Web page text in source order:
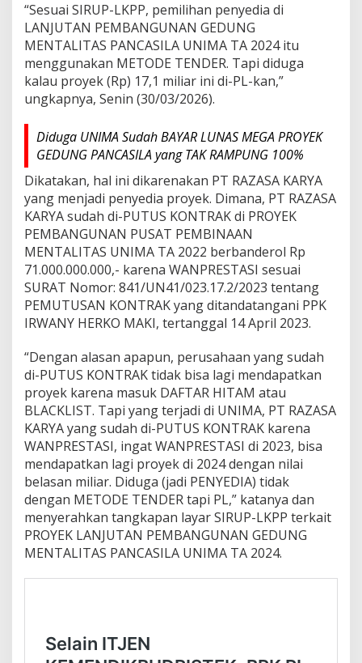
“Sesuai SIRUP-LKPP, pemilihan penyedia di
LANJUTAN PEMBANGUNAN GEDUNG
MENTALITAS PANCASILA UNIMA TA 2024 itu
menggunakan METODE TENDER. Tapi diduga
kalau proyek (Rp) 17,1 miliar ini di-PL-kan,”
ungkapnya, Senin (30/03/2026).
Diduga UNIMA Sudah BAYAR LUNAS MEGA PROYEK
GEDUNG PANCASILA yang TAK RAMPUNG 100%
Dikatakan, hal ini dikarenakan PT RAZASA KARYA
yang menjadi penyedia proyek. Dimana, PT RAZASA
KARYA sudah di-PUTUS KONTRAK di PROYEK
PEMBANGUNAN PUSAT PEMBINAAN
MENTALITAS UNIMA TA 2022 berbanderol Rp
71.000.000.000,- karena WANPRESTASI sesuai
SURAT Nomor: 841/UN41/023.17.2/2023 tentang
PEMUTUSAN KONTRAK yang ditandatangani PPK
IRWANY HERKO MAKI, tertanggal 14 April 2023.
“Dengan alasan apapun, perusahaan yang sudah
di-PUTUS KONTRAK tidak bisa lagi mendapatkan
proyek karena masuk DAFTAR HITAM atau
BLACKLIST. Tapi yang terjadi di UNIMA, PT RAZASA
KARYA yang sudah di-PUTUS KONTRAK karena
WANPRESTASI, ingat WANPRESTASI di 2023, bisa
mendapatkan lagi proyek di 2024 dengan nilai
belasan miliar. Diduga (jadi PENYEDIA) tidak
dengan METODE TENDER tapi PL,” katanya dan
menyerahkan tangkapan layar SIRUP-LKPP terkait
PROYEK LANJUTAN PEMBANGUNAN GEDUNG
MENTALITAS PANCASILA UNIMA TA 2024.